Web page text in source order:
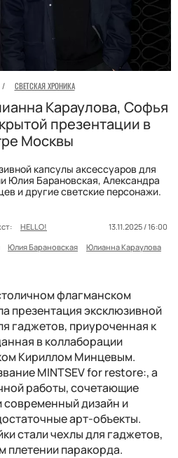
/ СВЕТСКАЯ ХРОНИКА
Караулова, Софья
презентации в
Москвы
капсулы аксессуаров для
Юлия Барановская, Александра
и другие светские персонажи.
HELLO!
13.11.2025 / 16:00
Юлия Барановская Юлианна Караулова
флагманском
презентация эксклюзивной
гаджетов, приуроченная к
в коллаборации
Кириллом Минцевым.
MINTSEV for restore:, а
работы, сочетающие
современный дизайн и
арт-объекты.
стали чехлы для гаджетов,
паракорда.